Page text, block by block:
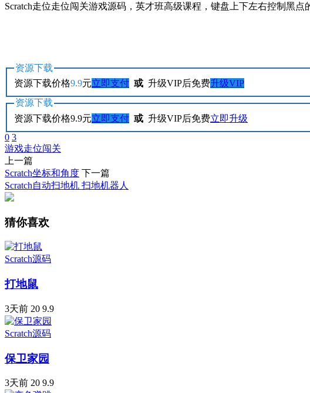
Scratch走位走位闯关游戏源码，英才班高级课程，键盘上下左右控制黑
资源下载
资源下载价格9.9元立即支付 或 升级VIP后免费升级VIP
资源下载
资源下载价格9.9元立即支付 或 升级VIP后免费立即升级
0 3
游戏走位闯关
上一篇
Scratch坐标和角度 下一篇
Scratch自动扫地机 扫地机器人
猜你喜欢
Scratch源码
打地鼠
3天前 20 9.9
Scratch源码
保卫家园
3天前 20 9.9